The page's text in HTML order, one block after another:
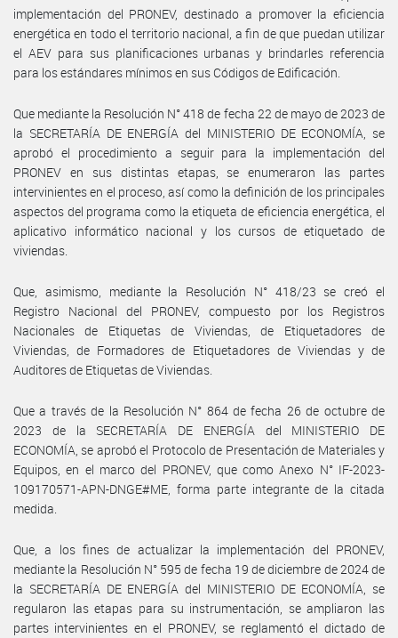
implementación del PRONEV, destinado a promover la eficiencia
energética en todo el territorio nacional, a fin de que puedan utilizar
el AEV para sus planificaciones urbanas y brindarles referencia
para los estándares mínimos en sus Códigos de Edificación.
Que mediante la Resolución N° 418 de fecha 22 de mayo de 2023 de
la SECRETARÍA DE ENERGÍA del MINISTERIO DE ECONOMÍA, se
aprobó el procedimiento a seguir para la implementación del
PRONEV en sus distintas etapas, se enumeraron las partes
intervinientes en el proceso, así como la definición de los principales
aspectos del programa como la etiqueta de eficiencia energética, el
aplicativo informático nacional y los cursos de etiquetado de
viviendas.
Que, asimismo, mediante la Resolución N° 418/23 se creó el
Registro Nacional del PRONEV, compuesto por los Registros
Nacionales de Etiquetas de Viviendas, de Etiquetadores de
Viviendas, de Formadores de Etiquetadores de Viviendas y de
Auditores de Etiquetas de Viviendas.
Que a través de la Resolución N° 864 de fecha 26 de octubre de
2023 de la SECRETARÍA DE ENERGÍA del MINISTERIO DE
ECONOMÍA, se aprobó el Protocolo de Presentación de Materiales y
Equipos, en el marco del PRONEV, que como Anexo N° IF-2023-
109170571-APN-DNGE#ME, forma parte integrante de la citada
medida.
Que, a los fines de actualizar la implementación del PRONEV,
mediante la Resolución N° 595 de fecha 19 de diciembre de 2024 de
la SECRETARÍA DE ENERGÍA del MINISTERIO DE ECONOMÍA, se
regularon las etapas para su instrumentación, se ampliaron las
partes intervinientes en el PRONEV, se reglamentó el dictado de